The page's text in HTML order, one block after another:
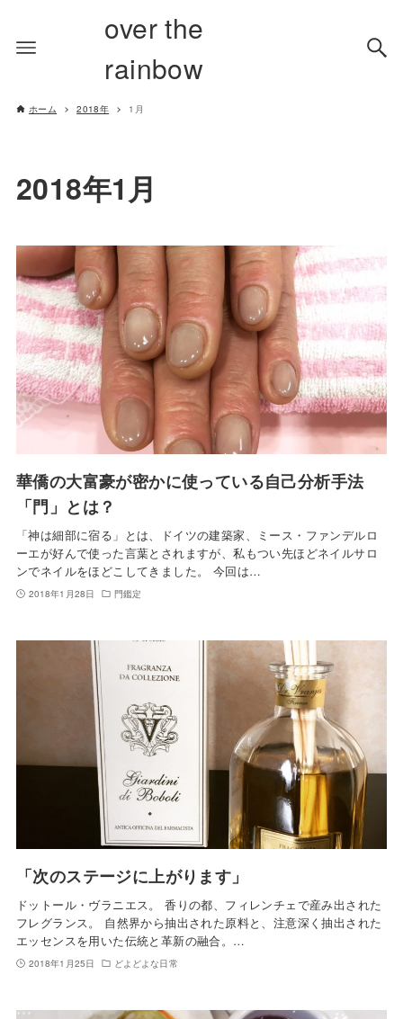
over the
rainbow
ホーム 2018年 1月
2018年1月
華僑の大富豪が密かに使っている自己分析手法
「門」とは？
「神は細部に宿る」とは、ドイツの建築家、ミース・ファンデルロ
ーエが好んで使った言葉とされますが、私もつい先ほどネイルサロ
ンでネイルをほどこしてきました。 今回は…
2018年1月28日 門鑑定
「次のステージに上がります」
ドットール・ヴラニエス。 香りの都、フィレンチェで産み出された
フレグランス。 自然界から抽出された原料と、注意深く抽出された
エッセンスを用いた伝統と革新の融合。…
2018年1月25日 どよどよな日常